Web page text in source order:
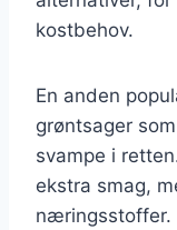
kostbehov.
En anden
grøntsager
svampe i
ekstra smag,
næringsstoffer.